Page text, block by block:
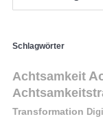
Schlagwörter
Achtsamkeit
Transformation